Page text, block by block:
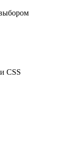
CSS